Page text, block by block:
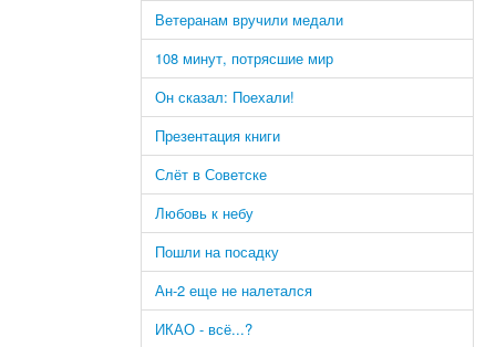
Ветеранам вручили медали
108 минут, потрясшие мир
Он сказал: Поехали!
Презентация книги
Слёт в Советске
Любовь к небу
Пошли на посадку
Ан-2 еще не налетался
ИКАО - всё...?